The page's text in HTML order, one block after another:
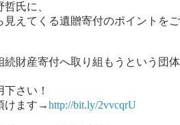
氏に、
えてくる遺贈寄付のポイントをご
続財産寄付へ取り組もうという団体
さい！
けます→http://bit.ly/2vvcqrU